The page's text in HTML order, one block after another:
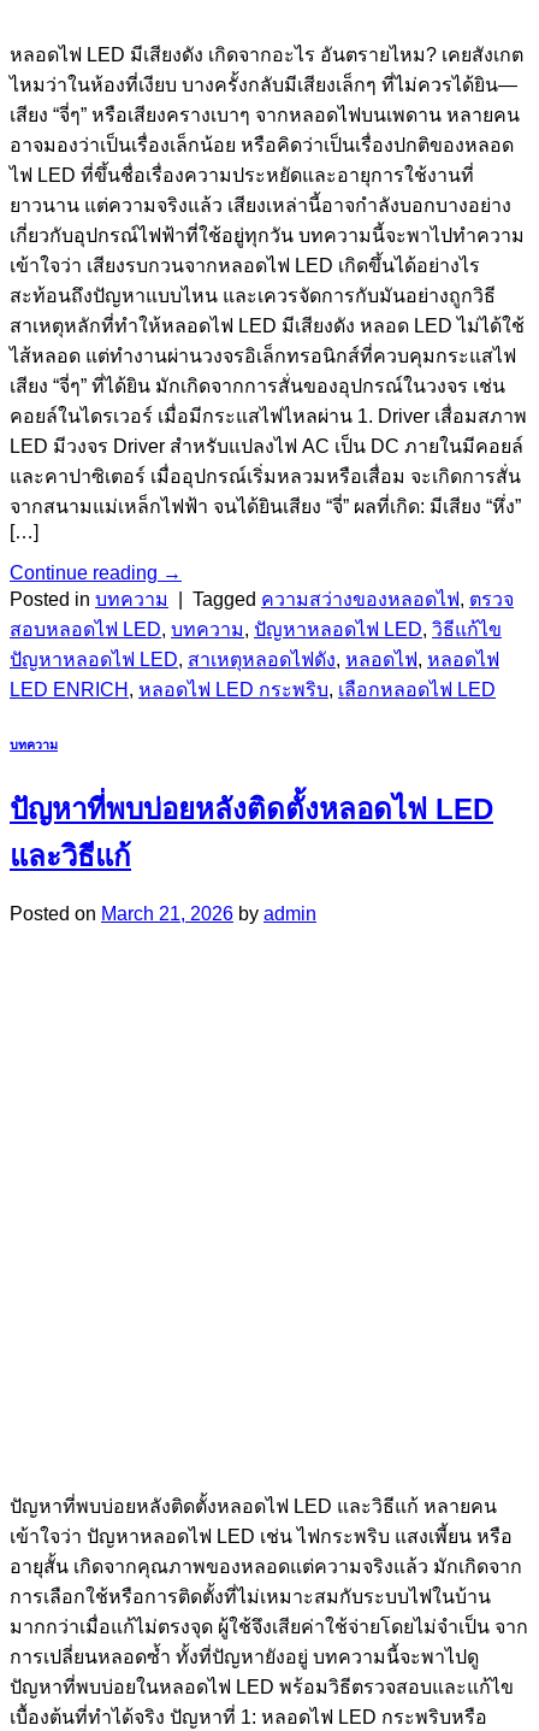
หลอดไฟ LED มีเสียงดัง เกิดจากอะไร อันตรายไหม? เคยสังเกต
ไหมว่าในห้องที่เงียบ บางครั้งกลับมีเสียงเล็กๆ ที่ไม่ควรได้ยิน—
เสียง “จี่ๆ” หรือเสียงครางเบาๆ จากหลอดไฟบนเพดาน หลายคน
อาจมองว่าเป็นเรื่องเล็กน้อย หรือคิดว่าเป็นเรื่องปกติของหลอด
ไฟ LED ที่ขึ้นชื่อเรื่องความประหยัดและอายุการใช้งานที่
ยาวนาน แต่ความจริงแล้ว เสียงเหล่านี้อาจกำลังบอกบางอย่าง
เกี่ยวกับอุปกรณ์ไฟฟ้าที่ใช้อยู่ทุกวัน บทความนี้จะพาไปทำความ
เข้าใจว่า เสียงรบกวนจากหลอดไฟ LED เกิดขึ้นได้อย่างไร
สะท้อนถึงปัญหาแบบไหน และเควรจัดการกับมันอย่างถูกวิธี
สาเหตุหลักที่ทำให้หลอดไฟ LED มีเสียงดัง หลอด LED ไม่ได้ใช้
ไส้หลอด แต่ทำงานผ่านวงจรอิเล็กทรอนิกส์ที่ควบคุมกระแสไฟ
เสียง “จี่ๆ” ที่ได้ยิน มักเกิดจากการสั่นของอุปกรณ์ในวงจร เช่น
คอยล์ในไดรเวอร์ เมื่อมีกระแสไฟไหลผ่าน 1. Driver เสื่อมสภาพ
LED มีวงจร Driver สำหรับแปลงไฟ AC เป็น DC ภายในมีคอยล์
และคาปาซิเตอร์ เมื่ออุปกรณ์เริ่มหลวมหรือเสื่อม จะเกิดการสั่น
จากสนามแม่เหล็กไฟฟ้า จนได้ยินเสียง “จี่” ผลที่เกิด: มีเสียง “หึ่ง”
[…]
Continue reading →
Posted in บทความ Tagged ความสว่างของหลอดไฟ, ตรวจ
สอบหลอดไฟ LED, บทความ, ปัญหาหลอดไฟ LED, วิธีแก้ไข
ปัญหาหลอดไฟ LED, สาเหตุหลอดไฟดัง, หลอดไฟ, หลอดไฟ
LED ENRICH , หลอดไฟ LED กระพริบ, เลือกหลอดไฟ LED
บทความ
ปัญหาที่พบบ่อยหลังติดตั้งหลอดไฟ LED
และวิธีแก้
Posted on March 21, 2026 by admin
ปัญหาที่พบบ่อยหลังติดตั้งหลอดไฟ LED และวิธีแก้ หลายคน
เข้าใจว่า ปัญหาหลอดไฟ LED เช่น ไฟกระพริบ แสงเพี้ยน หรือ
อายุสั้น เกิดจากคุณภาพของหลอดแต่ความจริงแล้ว มักเกิดจาก
การเลือกใช้หรือการติดตั้งที่ไม่เหมาะสมกับระบบไฟในบ้าน
มากกว่าเมื่อแก้ไม่ตรงจุด ผู้ใช้จึงเสียค่าใช้จ่ายโดยไม่จำเป็น จาก
การเปลี่ยนหลอดซ้ำ ทั้งที่ปัญหายังอยู่ บทความนี้จะพาไปดู
ปัญหาที่พบบ่อยในหลอดไฟ LED พร้อมวิธีตรวจสอบและแก้ไข
เบื้องต้นที่ทำได้จริง ปัญหาที่ 1: หลอดไฟ LED กระพริบหรือ